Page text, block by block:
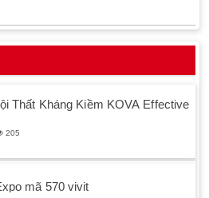
Thất Kháng Kiềm KOVA Effective
205
mã 570 vivit